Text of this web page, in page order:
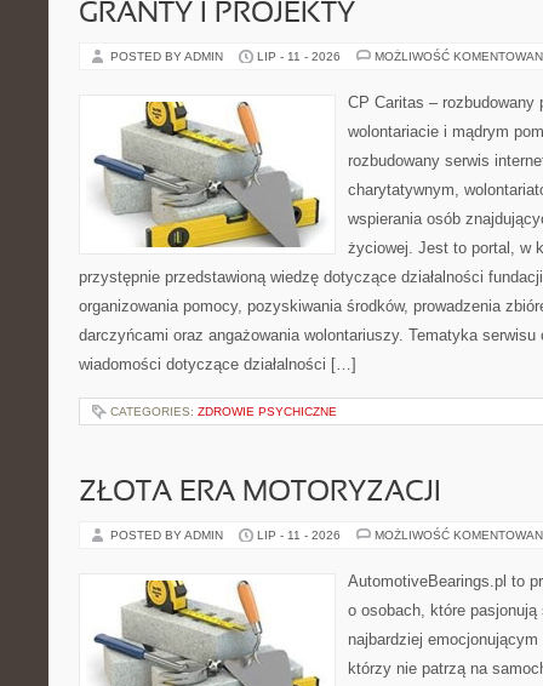
GRANTY I PROJEKTY
POSTED BY ADMIN LIP - 11 - 2026 MOŻLIWOŚĆ
CP Caritas – rozbudowany
wolontariacie i mądrym
rozbudowany serwis
charytatywnym,
wspierania osób
życiowej. Jest to portal, w
przystępnie przedstawioną wiedzę dotyczące działalności
organizowania pomocy, pozyskiwania środków, prowadzenia
darczyńcami oraz angażowania wolontariuszy. Tematyka
wiadomości dotyczące działalności […]
CATEGORIES: ZDROWIE PSYCHICZNE
ZŁOTA ERA MOTORYZACJI
POSTED BY ADMIN LIP - 11 - 2026 MOŻLIWOŚĆ
AutomotiveBearings.pl to
o osobach, które
najbardziej
którzy nie patrzą na